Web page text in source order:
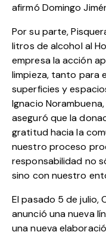
afirmó Domingo
Por su parte,
litros de alcohol al
empresa la acción
limpieza, tanto para
superficies y
Ignacio
aseguró que la
gratitud hacia la
nuestro proceso
responsabilidad no
sino con nuestro
El pasado 5 de julio,
anunció una nueva
una nueva